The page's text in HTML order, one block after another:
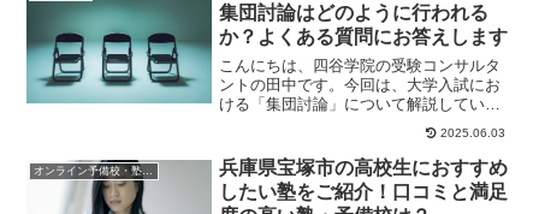
集団討論はどのように行われる
か？よくある質問にお答えします
こんにちは、四谷学院の受験コンサルタ
ントの田中です。今回は、大学入試にお
ける「集団討論」について解説していき
ます。こうした集団討論の試験に関する
2025.06.03
オンライン予備校・塾の活用法
兵庫県宝塚市の高校生におすすめ
したい塾をご紹介！口コミと満足